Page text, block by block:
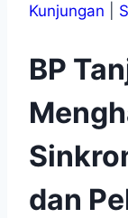
Kunjungan
BP
dan